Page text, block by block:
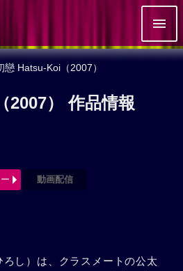
Hatsu-Koi（2007）
2007） 作品情報
動画配信
し）は、クラスメートの公太